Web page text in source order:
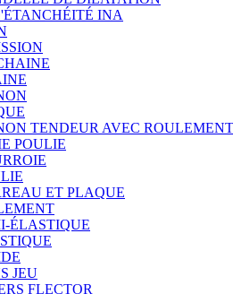
INA
TENDEUR AVEC
POULIE
ET PLAQUE
ÉLASTIQUE
JEU
FLECTOR